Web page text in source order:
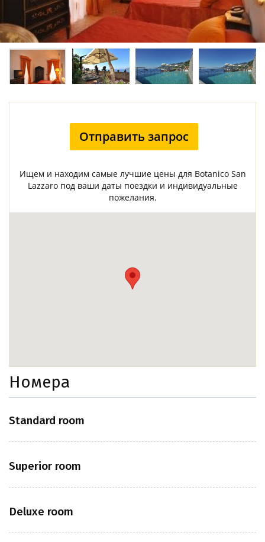
Отправить запрос
Ищем и находим самые лучшие цены для Botanico San
Lazzaro под ваши даты поездки и индивидуальные
пожелания.
Номера
Standard room
Superior room
Deluxe room